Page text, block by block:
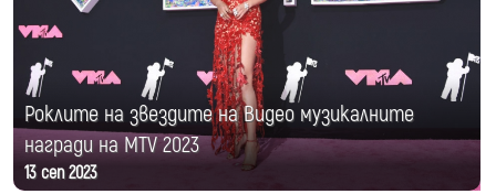
Роклите на звездите на Видео музикалните
награди на MTV 2023
13 сеп 2023